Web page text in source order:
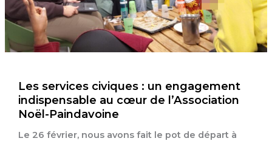
Les services civiques : un engagement
indispensable au cœur de l’Association
Noël-Paindavoine
Le 26 février, nous avons fait le pot de départ à